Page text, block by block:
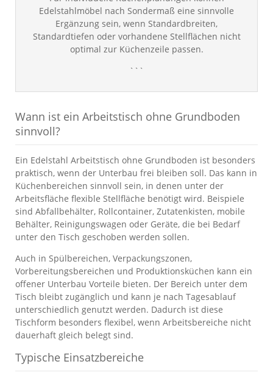
Edelstahlmöbel nach Sondermaß eine sinnvolle
Ergänzung sein, wenn Standardbreiten,
Standardtiefen oder vorhandene Stellflächen nicht
optimal zur Küchenzeile passen.
```
Wann ist ein Arbeitstisch ohne Grundboden
sinnvoll?
Ein Edelstahl Arbeitstisch ohne Grundboden ist besonders
praktisch, wenn der Unterbau frei bleiben soll. Das kann in
Küchenbereichen sinnvoll sein, in denen unter der
Arbeitsfläche flexible Stellfläche benötigt wird. Beispiele
sind Abfallbehälter, Rollcontainer, Zutatenkisten, mobile
Behälter, Reinigungswagen oder Geräte, die bei Bedarf
unter den Tisch geschoben werden sollen.
Auch in Spülbereichen, Verpackungszonen,
Vorbereitungsbereichen und Produktionsküchen kann ein
offener Unterbau Vorteile bieten. Der Bereich unter dem
Tisch bleibt zugänglich und kann je nach Tagesablauf
unterschiedlich genutzt werden. Dadurch ist diese
Tischform besonders flexibel, wenn Arbeitsbereiche nicht
dauerhaft gleich belegt sind.
Typische Einsatzbereiche